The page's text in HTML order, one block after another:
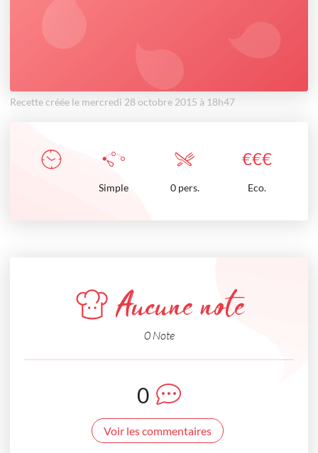
Recette créée le mercredi 28 octobre 2015 à 18h47
€€€
Simple 0 pers. Eco.
Aucune note
0 Note
0
Voir les commentaires